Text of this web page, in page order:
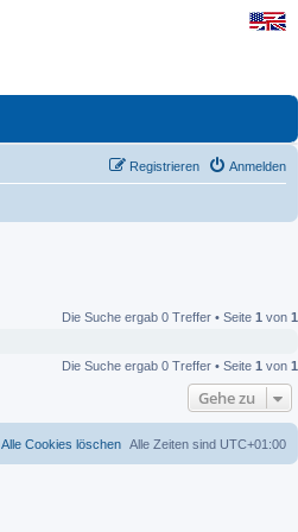
Anmelden
Registrieren
Die Suche ergab 0 Treffer • Seite 1 von 1
Die Suche ergab 0 Treffer • Seite 1 von 1
Gehe zu
Alle Zeiten sind UTC+01:00
Alle Cookies löschen